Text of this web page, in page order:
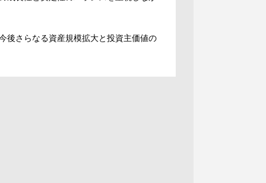
後さらなる資産規模拡大と投資主価値の